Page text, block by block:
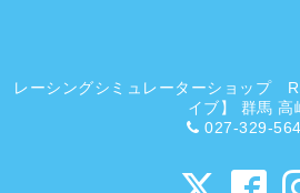
レーシングシミュレーターショップ
イブ】 群馬 高
027-329-